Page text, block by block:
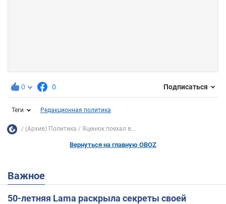
0 0 Подписаться
Теги Редакционная политика
(Архив) Политика Яценюк поехал в...
Вернуться на главную OBOZ
Важное
50-летняя Lama раскрыла секреты своей